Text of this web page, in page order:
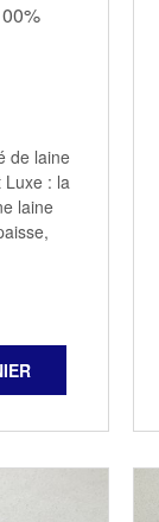
de laine
Luxe : la
laine
l'on
très